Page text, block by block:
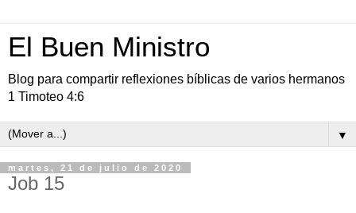
El Buen Ministro
Blog para compartir reflexiones bíblicas de varios hermanos
1 Timoteo 4:6
▼
martes, 21 de julio de 2020
Job 15